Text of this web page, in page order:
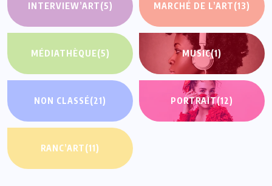
INTERVIEW’ART(5) MARCHÉ DE L’ART(13)
MÉDIATHÈQUE(5) MUSIC(1)
NON CLASSÉ(21) PORTRAIT(12)
RANC’ART(11)